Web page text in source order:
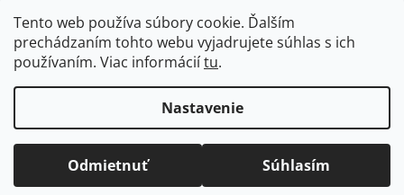
Tento web používa súbory cookie. Ďalším
prechádzaním tohto webu vyjadrujete súhlas s ich
používaním. Viac informáciítu.
Nastavenie
Odmietnuť Súhlasím
Vytvoril Shoptet&Jakub Grác
Copyright 2026BAJKSHOP . Všetky práva vyhradené.